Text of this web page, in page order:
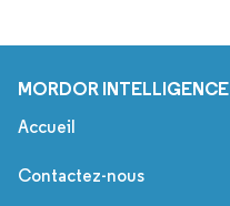
MORDOR INTELLIGENCE
Accueil
Contactez-nous